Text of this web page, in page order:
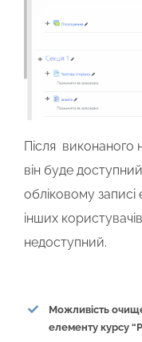
Після виконаного
він буде
обліковому записі
інших
недоступний.
Можливість
елементу курсу